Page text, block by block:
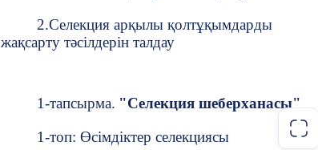
2.Селекция арқылы қолтұқымдарды
жақсарту тәсілдерін талдау
1-тапсырма. "Селекция шеберханасы"
1-топ: Өсімдіктер селекциясы